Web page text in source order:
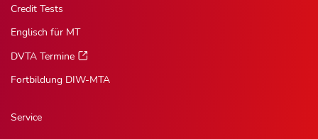
Credit Tests
Englisch für MT
DVTA Termine
Fortbildung DIW-MTA
Service